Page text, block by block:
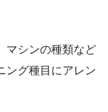
マシンの種類など
ング種目にアレン